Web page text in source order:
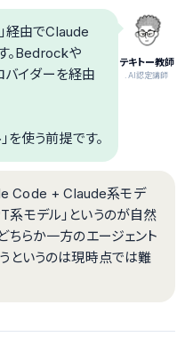
テキトー教師
.AI認定講師
経由でClaude
。Bedrockや
バイダーを経由
を使う前提です。
Code + Claude系モデ
系モデル」というのが自然
ちらか一方のエージェント
というのは現時点では難